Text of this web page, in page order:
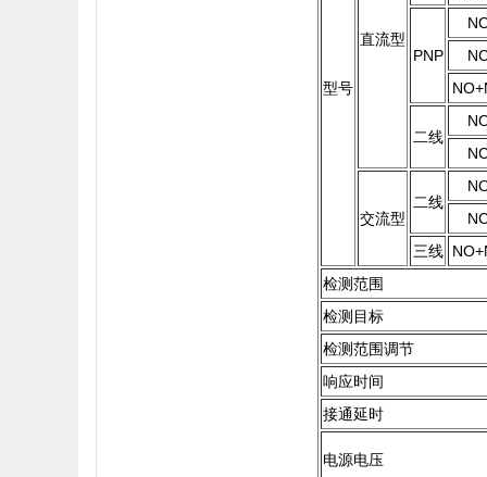
型号
直流型
PNP
二线
交流型
二线
三线
检测范围
检测目标
检测范围调节
响应时间
接通延时
电源电压